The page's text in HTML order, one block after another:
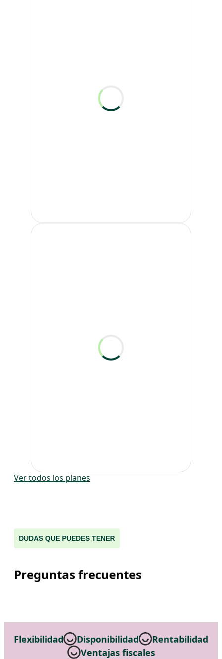
Ver todos los planes
DUDAS QUE PUEDES TENER
Preguntas frecuentes
Flexibilidad Disponibilidad
Rentabilidad
Ventajas fiscales